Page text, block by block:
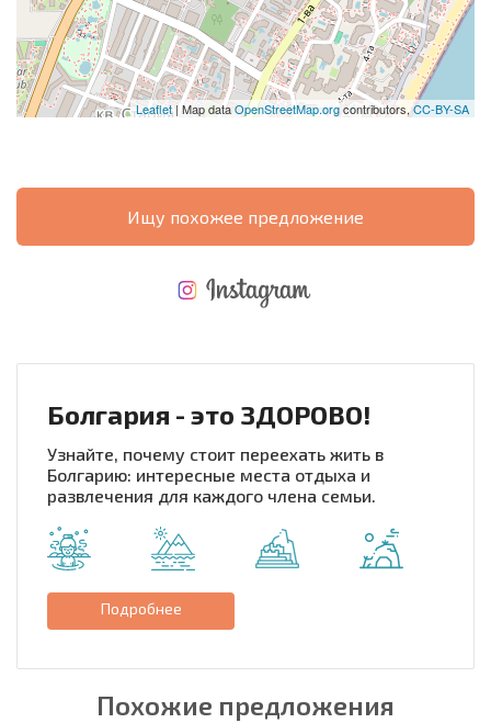
Leaflet| Map dataOpenStreetMap.orgcontributors,CC-BY-SA
Ищу похожее предложение
Болгария - это ЗДОРОВО!
Узнайте, почему стоит переехать жить в
Болгарию: интересные места отдыха и
развлечения для каждого члена семьи.
Подробнее
Похожие предложения